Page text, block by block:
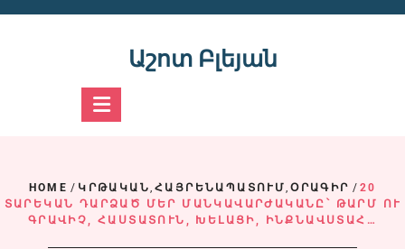
Աշոտ Բլեյան
HOME / ԿՐԹԱԿԱՆ, ՀԱՅՐԵՆԱՊԱՏՈՒՄ,ՕՐԱԳԻՐ / 20
ՏԱՐԵԿԱՆ ԴԱՐՁԱԾ ՄԵՐ ՄԱՆԿԱՎԱՐԺԱԿԱՆԸ՝ ԹԱՐՄ ՈՒ
ԳՐԱՎԻՉ, ՀԱՍՏԱՏՈՒՆ, ԽԵԼԱՑԻ, ԻՆՔՆԱՎՍՏԱՀ…